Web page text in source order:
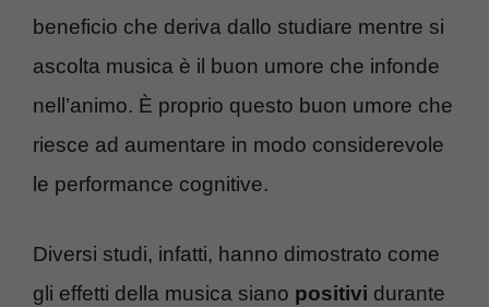
beneficio che deriva dallo studiare mentre si
ascolta musica è il buon umore che infonde
nell’animo. È proprio questo buon umore che
riesce ad aumentare in modo considerevole
le performance cognitive.
Diversi studi, infatti, hanno dimostrato come
gli effetti della musica siano positivi durante